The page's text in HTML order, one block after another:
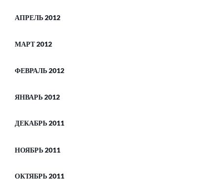
АПРЕЛЬ 2012
МАРТ 2012
ФЕВРАЛЬ 2012
ЯНВАРЬ 2012
ДЕКАБРЬ 2011
НОЯБРЬ 2011
ОКТЯБРЬ 2011